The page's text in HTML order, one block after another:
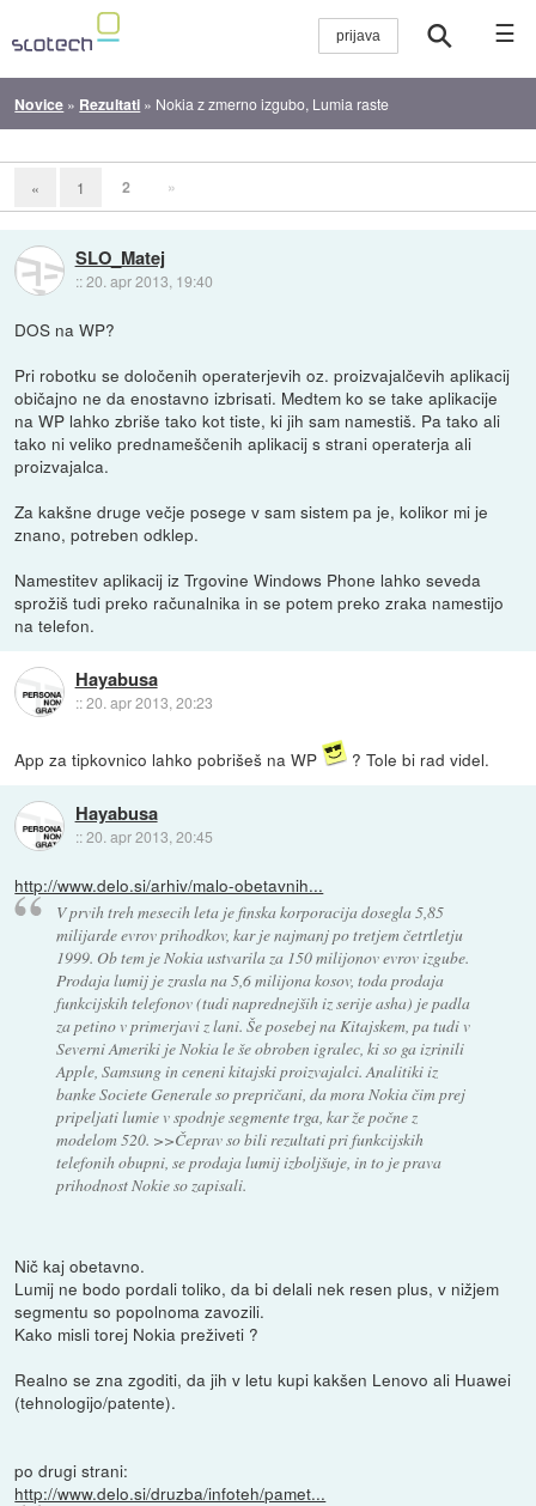
☰
Novice » Rezultati » Nokia z zmerno izgubo, Lumia raste
« 1 2 »
SLO_Matej
::20. apr 2013, 19:40
DOS na WP?
Pri robotku se določenih operaterjevih oz. proizvajalčevih aplikacij
običajno ne da enostavno izbrisati. Medtem ko se take aplikacije
na WP lahko zbriše tako kot tiste, ki jih sam namestiš. Pa tako ali
tako ni veliko prednameščenih aplikacij s strani operaterja ali
proizvajalca.
Za kakšne druge večje posege v sam sistem pa je, kolikor mi je
znano, potreben odklep.
Namestitev aplikacij iz Trgovine Windows Phone lahko seveda
sprožiš tudi preko računalnika in se potem preko zraka namestijo
na telefon.
Hayabusa
::20. apr 2013, 20:23
App za tipkovnico lahko pobrišeš na WP ? Tole bi rad videl.
Hayabusa
::20. apr 2013, 20:45
http://www.delo.si/arhiv/malo-obetavnih...
V prvih treh mesecih leta je finska korporacija dosegla 5,85
milijarde evrov prihodkov, kar je najmanj po tretjem četrtletju
1999. Ob tem je Nokia ustvarila za 150 milijonov evrov izgube.
Prodaja lumij je zrasla na 5,6 milijona kosov, toda prodaja
funkcijskih telefonov (tudi naprednejših iz serije asha) je padla
za petino v primerjavi z lani. Še posebej na Kitajskem, pa tudi v
Severni Ameriki je Nokia le še obroben igralec, ki so ga izrinili
Apple, Samsung in ceneni kitajski proizvajalci. Analitiki iz
banke Societe Generale so prepričani, da mora Nokia čim prej
pripeljati lumie v spodnje segmente trga, kar že počne z
modelom 520. >>Čeprav so bili rezultati pri funkcijskih
telefonih obupni, se prodaja lumij izboljšuje, in to je prava
prihodnost Nokie so zapisali.
Nič kaj obetavno.
Lumij ne bodo pordali toliko, da bi delali nek resen plus, v nižjem
segmentu so popolnoma zavozili.
Kako misli torej Nokia preživeti ?
Realno se zna zgoditi, da jih v letu kupi kakšen Lenovo ali Huawei
(tehnologijo/patente).
po drugi strani:
http://www.delo.si/druzba/infoteh/pamet...